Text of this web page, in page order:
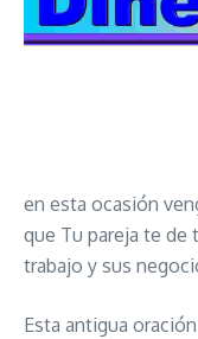
en esta ocasión
que Tu pareja te
trabajo y sus
Esta antigua